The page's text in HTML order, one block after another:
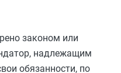
законом или
надлежащим
обязанности, по